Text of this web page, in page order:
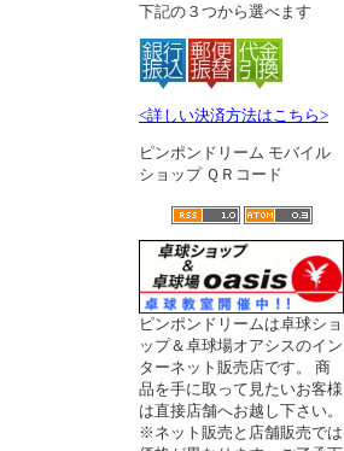
下記の３つから選べます
<詳しい決済方法はこちら>
ピンポンドリーム モバイル
ショップ ＱＲコード
ピンポンドリームは卓球ショ
ップ＆卓球場オアシスのイン
ターネット販売店です。 商
品を手に取って見たいお客様
は直接店舗へお越し下さい。
※ネット販売と店舗販売では